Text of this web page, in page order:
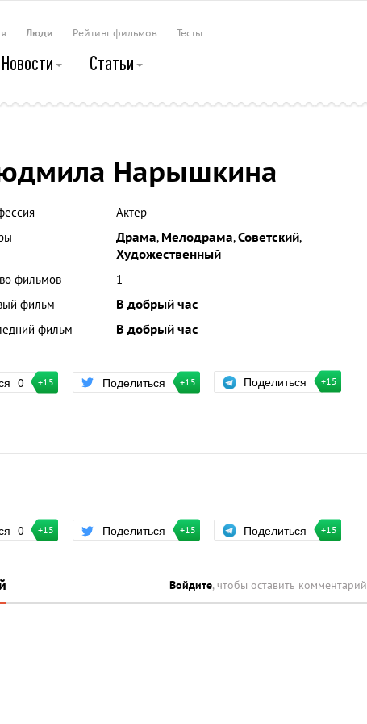
Люди Рейтинг фильмов Тесты
Новости Статьи
Нарышкина
Актер
Драма, Мелодрама,Советский,
Художественный
фильмов
1
фильм
В добрый час
фильм
В добрый час
0 +15 Поделиться +15 Поделиться +15
0 +15 Поделиться +15 Поделиться +15
Войдите, чтобы оставить комментарий